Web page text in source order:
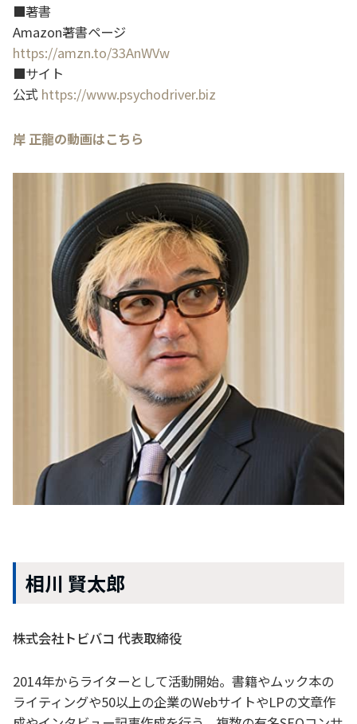
■著書
Amazon著書ページ
https://amzn.to/33AnWVw
■サイト
公式 https://www.psychodriver.biz
岸 正龍の動画はこちら
相川 賢太郎
株式会社トビバコ 代表取締役
2014年からライターとして活動開始。書籍やムック本の
ライティングや50以上の企業のWebサイトやLPの文章作